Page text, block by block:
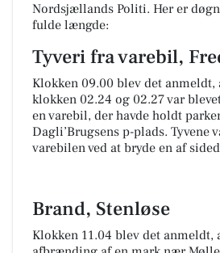
Nordsjællands Politi. Her er
fulde længde:
Tyveri fra varebil,
Klokken 09.00 blev det
klokken 02.24 og 02.27 var
en varebil, der havde holdt
Dagli’Brugsens p-plads. Tyvene
varebilen ved at bryde en af
Brand, Stenløse
Klokken 11.04 blev det